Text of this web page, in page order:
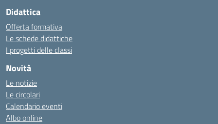
Didattica
Offerta formativa
Le schede didattiche
I progetti delle classi
Novità
Le notizie
Le circolari
Calendario eventi
Albo online